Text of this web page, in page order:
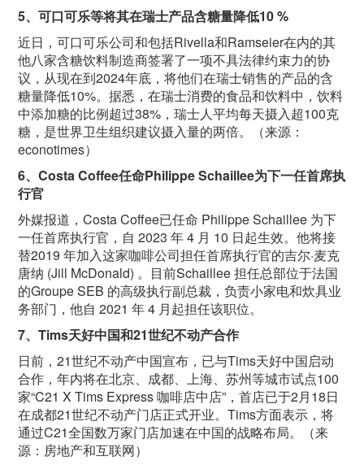
5、可口可乐等将其在瑞士产品含糖量降低10 %
近日，可口可乐公司和包括Rivella和Ramseier在内的其
他八家含糖饮料制造商签署了一项不具法律约束力的协
议，从现在到2024年底，将他们在瑞士销售的产品的含
糖量降低10%。据悉，在瑞士消费的食品和饮料中，饮料
中添加糖的比例超过38% ，瑞士人平均每天摄入超100克
糖，是世界卫生组织建议摄入量的两倍。（来源：
econotimes）
6、Costa Coffee任命Philippe Schaillee为下一任首席执
行官
外媒报道，Costa Coffee已任命 Philippe Schaillee 为下
一任首席执行官，自 2023年4 月 10 日起生效。他将接
替2019年加入这家咖啡公司担任首席执行官的吉尔·麦克
唐纳 (Jill McDonald) 。目前Schaillee担任总部位于法国
的Groupe SEB 的高级执行副总裁，负责小家电和炊具业
务部门，他自 2021年4 月起担任该职位。
7、Tims天好中国和21世纪不动产合作
日前，21世纪不动产中国宣布，已与Tims天好中国启动
合作，年内将在北京、成都、上海、苏州等城市试点100
家“C21 X Tims Express咖啡店中店”，首店已于2月18日
在成都21世纪不动产门店正式开业。Tims方面表示，将
通过C21全国数万家门店加速在中国的战略布局。（来
源：房地产和互联网）